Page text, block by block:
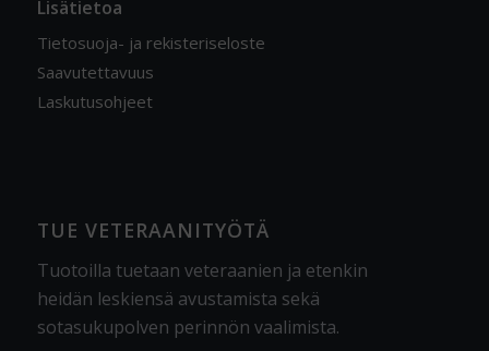
Lisätietoa
Tietosuoja- ja rekisteriseloste
Saavutettavuus
Laskutusohjeet
TUE VETERAANITYÖTÄ
Tuotoilla tuetaan veteraanien ja etenkin
heidän leskiensä avustamista sekä
sotasukupolven perinnön vaalimista.